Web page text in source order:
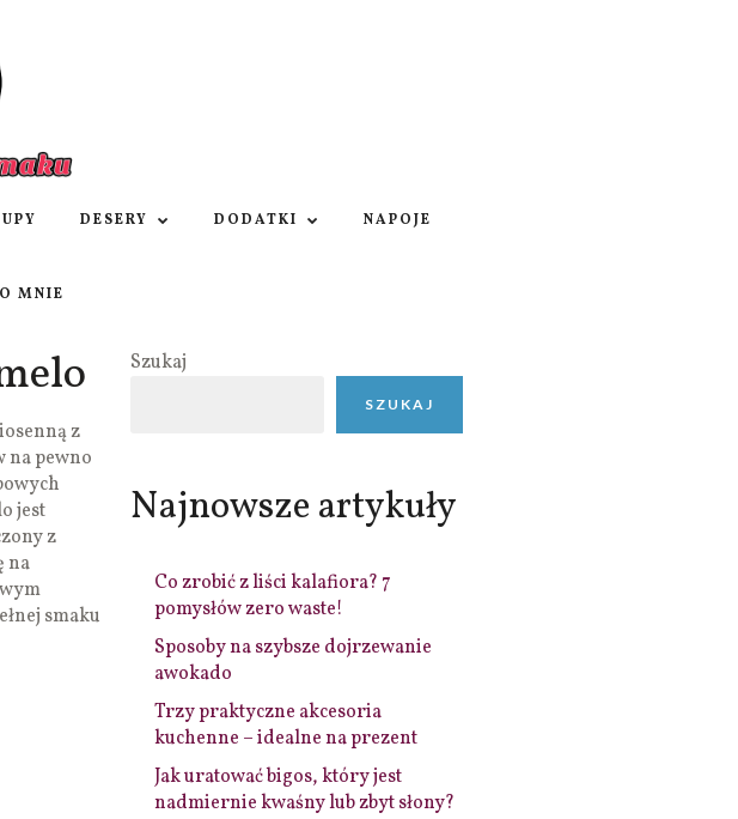
DESERY DODATKI NAPOJE
O MNIE
z
na pewno
jest
z
na
smaku
Szukaj
SZUKAJ
Najnowsze artykuły
Co zrobić z liści kalafiora? 7
pomysłów zero waste!
Sposoby na szybsze dojrzewanie
awokado
Trzy praktyczne akcesoria
kuchenne – idealne na prezent
Jak uratować bigos, który jest
nadmiernie kwaśny lub zbyt słony?